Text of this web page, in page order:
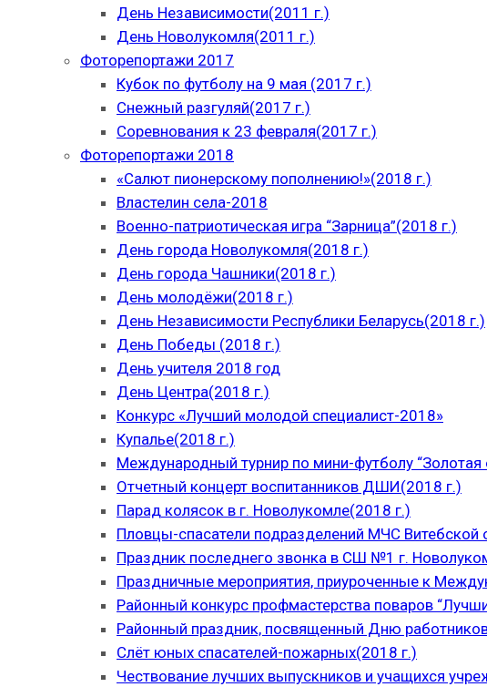
День Независимости(2011 г.)
День Новолукомля(2011 г.)
Фоторепортажи 2017
Кубок по футболу на 9 мая (2017 г.)
Снежный разгуляй(2017 г.)
Соревнования к 23 февраля(2017 г.)
Фоторепортажи 2018
«Салют пионерскому пополнению!»(2018 г.)
Властелин села-2018
Военно-патриотическая игра “Зарница”(2018 г.)
День города Новолукомля(2018 г.)
День города Чашники(2018 г.)
День молодёжи(2018 г.)
День Независимости Республики Беларусь(2018 г.)
День Победы (2018 г.)
День учителя 2018 год
День Центра(2018 г.)
Конкурс «Лучший молодой специалист-2018»
Купалье(2018 г.)
Международный турнир по мини-футболу “Золотая
Отчетный концерт воспитанников ДШИ(2018 г.)
Парад колясок в г. Новолукомле(2018 г.)
Пловцы-спасатели подразделений МЧС Витебской
Праздник последнего звонка в СШ №1 г.
Праздничные мероприятия, приуроченные к
Районный конкурс профмастерства поваров
Районный праздник, посвященный Дню
Слёт юных спасателей-пожарных(2018 г.)
Чествование лучших выпускников и учащихся